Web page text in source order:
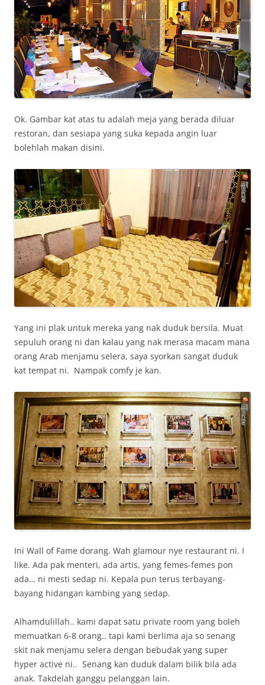
Ok. Gambar kat atas tu adalah meja yang berada diluar
restoran, dan sesiapa yang suka kepada angin luar
bolehlah makan disini.
Yang ini plak untuk mereka yang nak duduk bersila. Muat
sepuluh orang ni dan kalau yang nak merasa macam mana
orang Arab menjamu selera, saya syorkan sangat duduk
kat tempat ni. Nampak comfy je kan.
Ini Wall of Fame dorang. Wah glamour nye restaurant ni. I
like. Ada pak menteri, ada artis, yang femes-femes pon
ada… ni mesti sedap ni. Kepala pun terus terbayang-
bayang hidangan kambing yang sedap.
Alhamdulillah.. kami dapat satu private room yang boleh
memuatkan 6-8 orang.. tapi kami berlima aja so senang
skit nak menjamu selera dengan bebudak yang super
hyper active ni.. Senang kan duduk dalam bilik bila ada
anak. Takdelah ganggu pelanggan lain.